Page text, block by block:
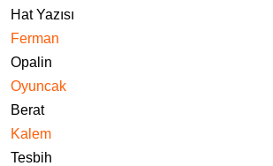
Hat Yazısı
Ferman
Opalin
Oyuncak
Berat
Kalem
Tesbih